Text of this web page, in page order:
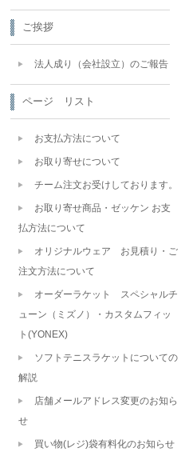
ご挨拶
法人成り（会社設立）のご報告
ページ リスト
お支払方法について
お取り寄せについて
チーム注文お受けしております。
お取り寄せ商品・ゼッケン お支
払方法について
オリジナルウェア お見積り・ご
注文方法について
オーダーラケット スペシャルチ
ューン（ミズノ）・カスタムフィッ
ト(YONEX)
ソフトテニスラケットについての
解説
店舗メールアドレス変更のお知ら
せ
買い物(レジ)袋有料化のお知らせ